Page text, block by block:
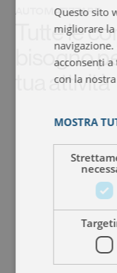
AUTOMATIZZARE
Tutte le
bisogno
tua attività
Questo sito
migliorare la
acconsenti
con la
MOSTRA